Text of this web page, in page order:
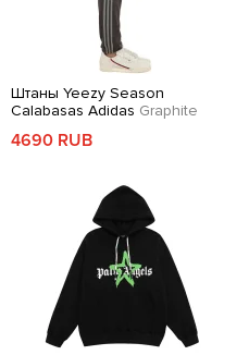
Штаны Yeezy Season
Calabasas Adidas Graphite
4690 RUB